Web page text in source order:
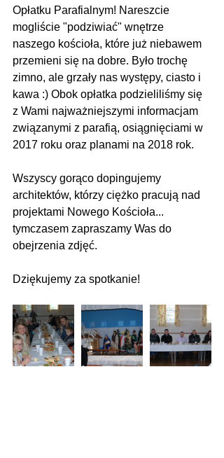
Opłatku Parafialnym! Nareszcie
mogliście "podziwiać" wnętrze
naszego kościoła, które już niebawem
przemieni się na dobre. Było trochę
zimno, ale grzały nas występy, ciasto i
kawa :) Obok opłatka podzieliliśmy się
z Wami najważniejszymi informacjam
związanymi z parafią, osiągnięciami w
2017 roku oraz planami na 2018 rok.
Wszyscy gorąco dopingujemy
architektów, którzy ciężko pracują nad
projektami Nowego Kościoła...
tymczasem zapraszamy Was do
obejrzenia zdjęć.
Dziękujemy za spotkanie!